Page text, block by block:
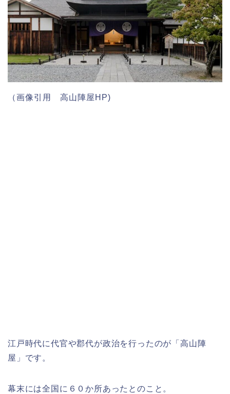
（画像引用 高山陣屋HP)
江戸時代に代官や郡代が政治を行ったのが「高山陣
屋」です。
幕末には全国に６０か所あったとのこと。